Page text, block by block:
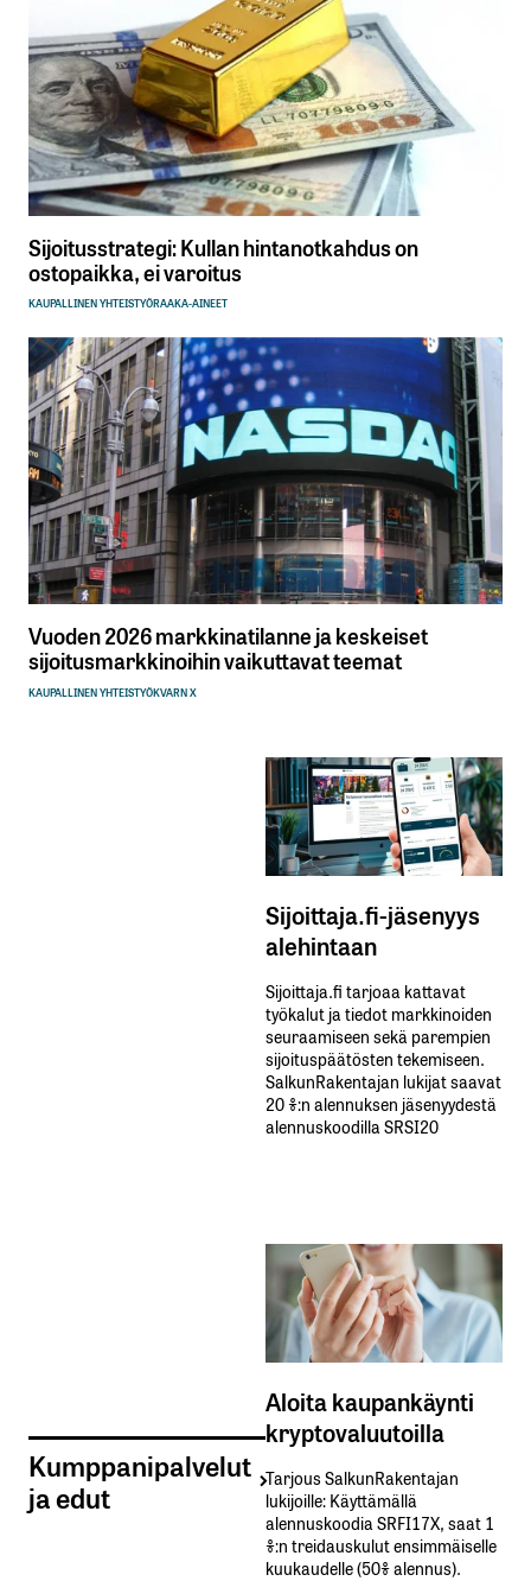
Sijoitusstrategi: Kullan hintanotkahdus on
ostopaikka, ei varoitus
KAUPALLINEN YHTEISTYÖRAAKA-AINEET
Vuoden 2026 markkinatilanne ja keskeiset
sijoitusmarkkinoihin vaikuttavat teemat
KAUPALLINEN YHTEISTYÖKVARN X
Kumppanipalvelut
ja edut
Sijoittaja.fi-jäsenyys
alehintaan
Sijoittaja.fi tarjoaa kattavat
työkalut ja tiedot markkinoiden
seuraamiseen sekä parempien
sijoituspäätösten tekemiseen.
SalkunRakentajan lukijat saavat
20 %:n alennuksen jäsenyydestä
alennuskoodilla SRSI20
Aloita kaupankäynti
kryptovaluutoilla
Tarjous SalkunRakentajan
lukijoille: Käyttämällä​ ​
alennuskoodia​ ​SRFI17X,​ ​saat​ ​1
%:n treidauskulut​ ​ensimmäiselle​ ​
kuukaudelle​ ​(50%​ ​alennus).